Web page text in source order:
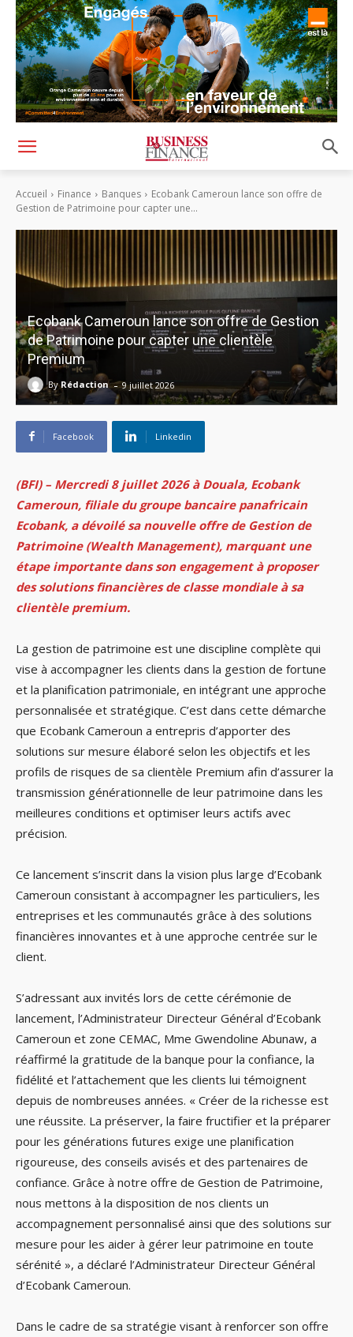
Accueil Finance Banques
Ecobank Cameroun lance son offre de
Gestion de Patrimoine pour capter une...
Ecobank Cameroun lance son offre de Gestion
de Patrimoine pour capter une clientèle
Premium
By Rédaction - 9 juillet 2026
Facebook Linkedin
(BFI) – Mercredi 8 juillet 2026 àDouala, Ecobank
Cameroun, filiale du groupe bancaire panafricain
Ecobank, a dévoilé sa nouvelle offre de Gestion de
Patrimoine (Wealth Management), marquant une
étape importante dans son engagement à proposer
des solutions financières de classe mondiale à sa
clientèle premium.
La gestion de patrimoine est une discipline complète qui
vise à accompagner les clients dans la gestion de fortune
et la planification patrimoniale, en intégrant une approche
personnalisée et stratégique. C’est dans cette démarche
que Ecobank Cameroun a entrepris d’apporter des
solutions sur mesure élaboré selon les objectifs et les
profils de risques de sa clientèle Premium afin d’assurer la
transmission générationnelle de leur patrimoine dans les
meilleures conditions et optimiser leurs actifs avec
précision.
Ce lancement s’inscrit dans la vision plus large d’Ecobank
Cameroun consistant à accompagner les particuliers, les
entreprises et les communautés grâce à des solutions
financières innovantes et à une approche centrée sur le
client.
S’adressant aux invités lors de cette cérémonie de
lancement, l’Administrateur Directeur Général d’Ecobank
Cameroun et zone CEMAC, Mme Gwendoline Abunaw, a
réaffirmé la gratitude de la banque pour la confiance, la
fidélité et l’attachement que les clients lui témoignent
depuis de nombreuses années. « Créer de la richesse est
une réussite. La préserver, la faire fructifier et la préparer
pour les générations futures exige une planification
rigoureuse, des conseils avisés et des partenaires de
confiance. Grâce à notre offre de Gestion de Patrimoine,
nous mettons à la disposition de nos clients un
accompagnement personnalisé ainsi que des solutions sur
mesure pour les aider à gérer leur patrimoine en toute
sérénité », a déclaré l’Administrateur Directeur Général
d’Ecobank Cameroun.
Dans le cadre de sa stratégie visant à renforcer son offre